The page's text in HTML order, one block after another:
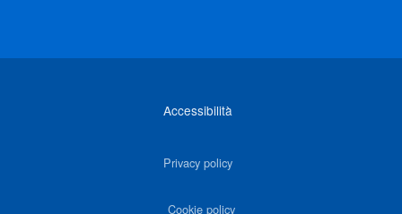
Accessibilità
Privacy policy
Cookie policy